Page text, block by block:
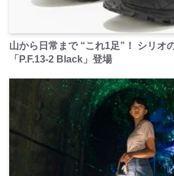
山から日常まで “これ1足”！ シリオ
「P.F.13-2 Black」登場